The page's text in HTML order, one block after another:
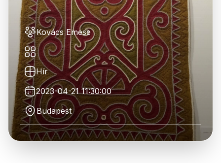
Kovács Emese
Hír
2023-04-21 11:30:00
Budapest